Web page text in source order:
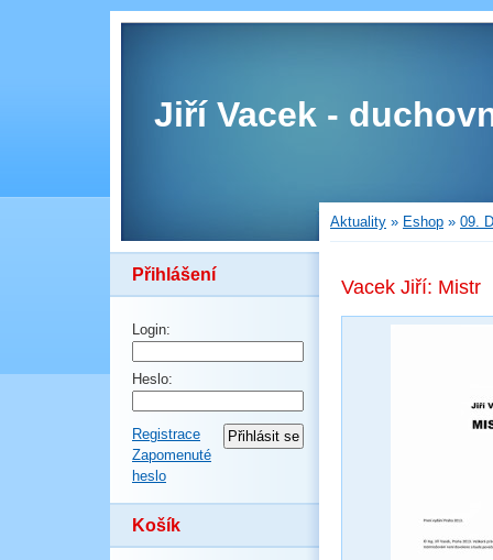
Jiří Vacek -
Přihlášení
Login:
Heslo:
Registrace
Zapomenuté
heslo
Košík
Aktuality » Eshop » 09.
Vacek Jiří: Mistr